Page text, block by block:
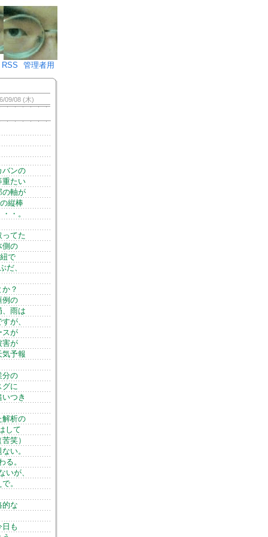
♪)÷2
RSS 管理者用
09/08 (木)
バンの
重たい
の軸が
縦棒
・。
てた
側の
で
だ、
？
例の
、雨は
が、
スが
害が
気予報
分の
グに
つき
析の
して
笑）
い。
る。
いが、
。
的な
も